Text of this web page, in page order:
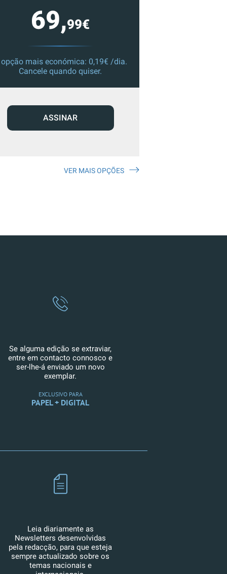
69,99€
mais económica: 0,19€ /dia.
Cancele quando quiser.
ASSINAR
VER MAIS OPÇÕES
Se alguma edição se extraviar,
entre em contacto connosco e
ser-lhe-á enviado um novo
exemplar.
EXCLUSIVO PARA
PAPEL + DIGITAL
Leia diariamente as
Newsletters desenvolvidas
pela redacção, para que esteja
sempre actualizado sobre os
temas nacionais e